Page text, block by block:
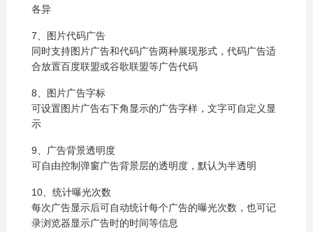
各异
7、图片代码广告
同时支持图片广告和代码广告两种展现形式，代码广告适
合放置百度联盟或谷歌联盟等广告代码
8、图片广告字标
可设置图片广告右下角显示的广告字样，文字可自定义显
示
9、广告背景透明度
可自由控制弹窗广告背景层的透明度，默认为半透明
10、统计曝光次数
每次广告显示后可自动统计每个广告的曝光次数，也可记
录浏览器显示广告时的时间等信息